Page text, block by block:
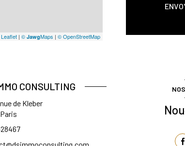
Leaflet | © JawgMaps | © OpenStreetMap
CONSULTING
de Kleber
Paris